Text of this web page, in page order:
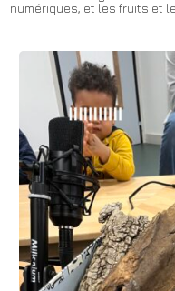
numériques, et les fruits et